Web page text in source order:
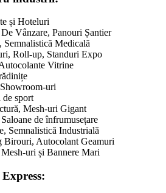
și Hoteluri
Vânzare, Panouri Șantier
Semnalistică Medicală
Roll-up, Standuri Expo
Vitrine
uri
de sport
Mesh-uri Gigant
de înfrumusețare
Semnalistică Industrială
Birouri, Autocolant Geamuri
uri și Bannere Mari